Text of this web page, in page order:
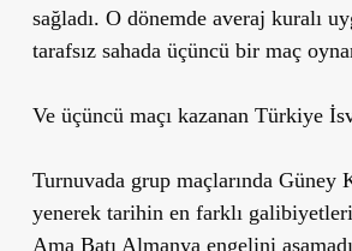
sağladı. O dönemde averaj kuralı
tarafsız sahada üçüncü bir maç
Ve üçüncü maçı kazanan Türkiye
Turnuvada grup maçlarında Güney
yenerek tarihin en farklı
Ama Batı Almanya engelini